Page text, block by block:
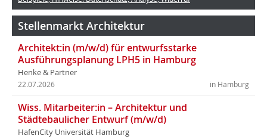
Stellenmarkt Architektur
Architekt:in (m/w/d) für entwurfsstarke
Ausführungsplanung LPH5 in Hamburg
Henke & Partner
in Hamburg
22.07.2026
Wiss. Mitarbeiter:in – Architektur und
Städtebaulicher Entwurf (m/w/d)
HafenCity Universität Hamburg